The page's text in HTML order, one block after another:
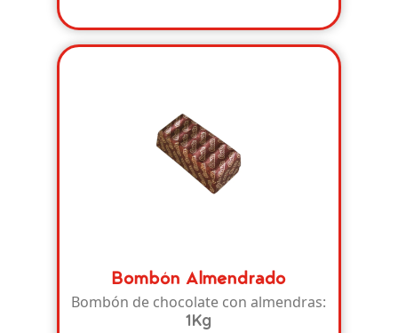
Bombón Almendrado
Bombón de chocolate con almendras:
1Kg